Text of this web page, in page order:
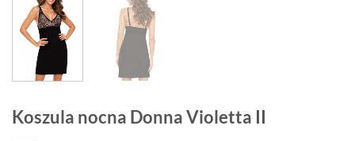
Koszula nocna Donna Violetta II